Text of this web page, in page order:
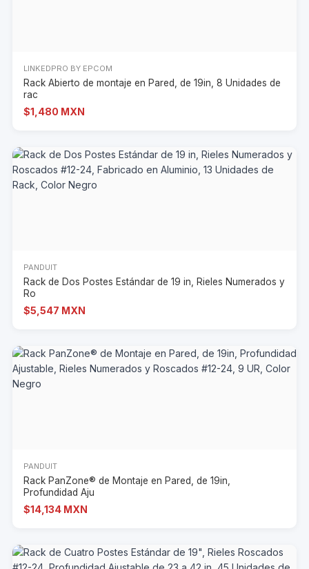
LINKEDPRO BY EPCOM
Rack Abierto de montaje en Pared, de 19in, 8 Unidades de
rac
$1,480 MXN
PANDUIT
Rack de Dos Postes Estándar de 19 in, Rieles Numerados y
Ro
$5,547 MXN
PANDUIT
Rack PanZone® de Montaje en Pared, de 19in,
Profundidad Aju
$14,134 MXN